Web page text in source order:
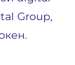
Group,